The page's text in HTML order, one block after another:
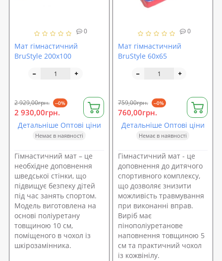
0
Мат гімнастичний
BruStyle 200х100
2 929,00грн. --0%
2 930,00грн.
Детальніше Оптові ціни
Немає в наявності
Гімнастичний мат – це
необхідне доповнення
шведської стінки, що
підвищує безпеку дітей
під час занять спортом.
Модель виготовлена на
основі поліуретану
товщиною 10 см,
поміщеного в чохол із
шкірозамінника.
0
Мат гімнастичний
BruStyle 60х65
759,00грн. --0%
760,00грн.
Детальніше Оптові ціни
Немає в наявності
Гімнастичний мат - це
доповнення до дитячого
спортивного комплексу,
що дозволяє знизити
можливість травмування
при виконанні вправ.
Виріб має
пінополіуретанове
наповнення товщиною 5
см та практичний чохол
із кожвінілу.